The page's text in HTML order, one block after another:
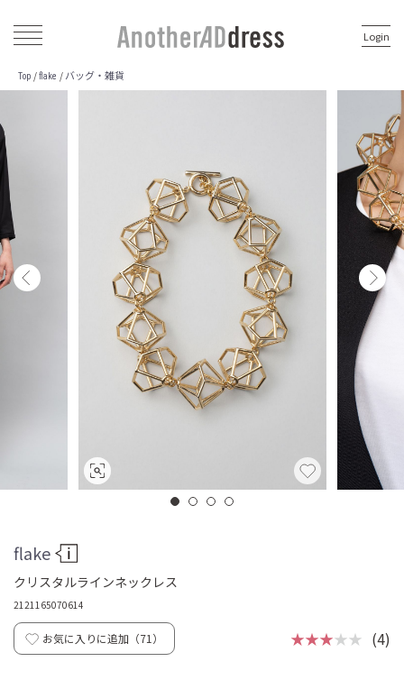
Login
Top / flake / バッグ・雑貨
flake
クリスタルラインネックレス
2121165070614
お気に入りに追加（71 ） ★★★★★ (4)